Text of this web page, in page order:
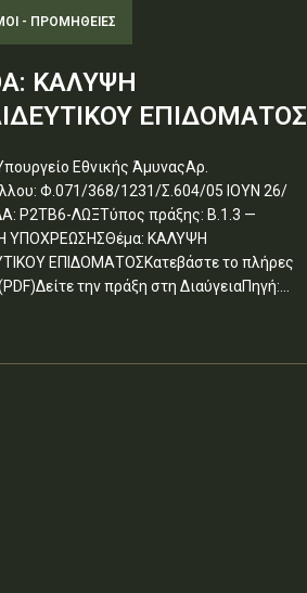
- ΠΡΟΜΉΘΕΙΕΣ
ΚΑΛΥΨΗ
ΕΠΙΔΟΜΑΤΟΣ
Εθνικής ΆμυναςΑρ.
Φ.071/368/1231/Σ.604/05 ΙΟΥΝ 26/
Ρ2ΤΒ6-ΛΩΞΤύπος πράξης: Β.1.3 —
ΥΠΟΧΡΕΩΣΗΣΘέμα: ΚΑΛΥΨΗ
ΕΠΙΔΟΜΑΤΟΣΚατεβάστε το πλήρες
την πράξη στη ΔιαύγειαΠηγή:...